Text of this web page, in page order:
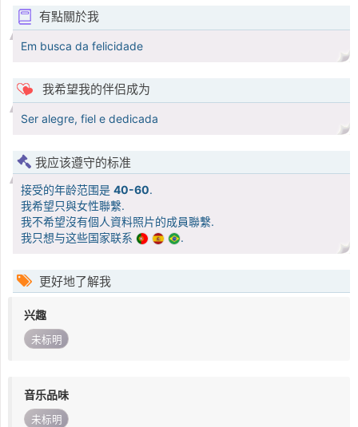
有點關於我
Em busca da felicidade
我希望我的伴侣成为
Ser alegre, fiel e dedicada
我应该遵守的标准
接受的年龄范围是 40-60.
我希望只與女性聯繫.
我不希望沒有個人資料照片的成員聯繫.
我只想与这些国家联系
.
更好地了解我
兴趣
未标明
音乐品味
未标明